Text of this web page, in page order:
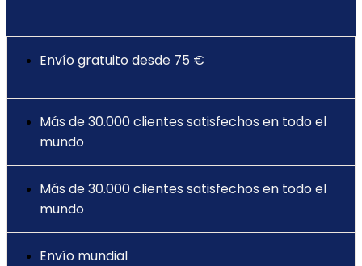
Envío gratuito desde 75 €
Más de 30.000 clientes satisfechos en todo el
mundo
Más de 30.000 clientes satisfechos en todo el
mundo
Envío mundial